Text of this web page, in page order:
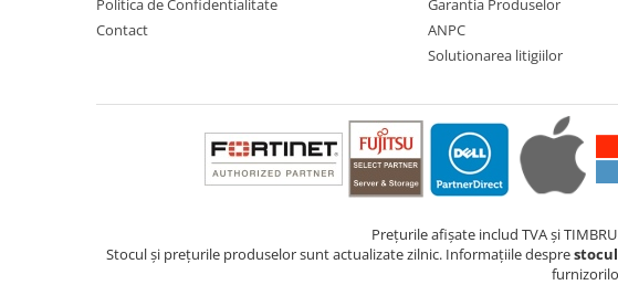
Politica de Confidentialitate
Contact
Garantia Produselor
ANPC
Solutionarea litigiilor
Prețurile afișate includ TVA și
Stocul și prețurile produselor sunt actualizate zilnic. Informațiile despre